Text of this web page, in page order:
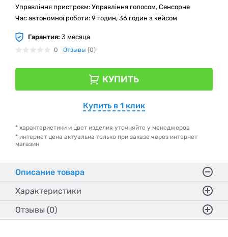
Управління пристроєм: Управління голосом, Сенсорне
Час автономної роботи: 9 годин, 36 годин з кейсом
Гарантия: 3 месяца
0 Отзывы (0)
КУПИТЬ
Купить в 1 клик
* характеристики и цвет изделия уточняйте у менеджеров
* интернет цена актуальна только при заказе через интернет
магазин
Описание товара
Характеристики
Отзывы (0)